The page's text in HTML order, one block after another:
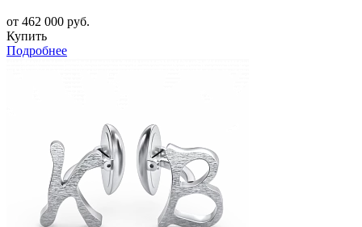
от 462 000 руб.
Купить
Подробнее